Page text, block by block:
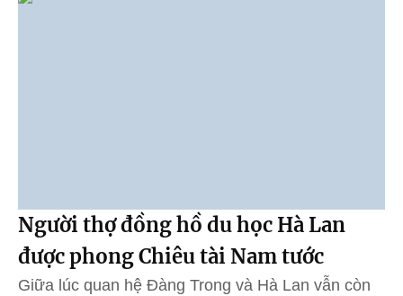
Người thợ đồng hồ du học Hà Lan
được phong Chiêu tài Nam tước
Giữa lúc quan hệ Đàng Trong và Hà Lan vẫn còn